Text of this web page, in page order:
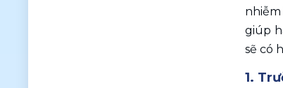
giúp
sẽ có
1.